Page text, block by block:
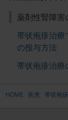
薬剤性腎障害
帯状疱疹治療
の投与方法
帯状疱疹治療
HOME 疾患 帯状疱疹